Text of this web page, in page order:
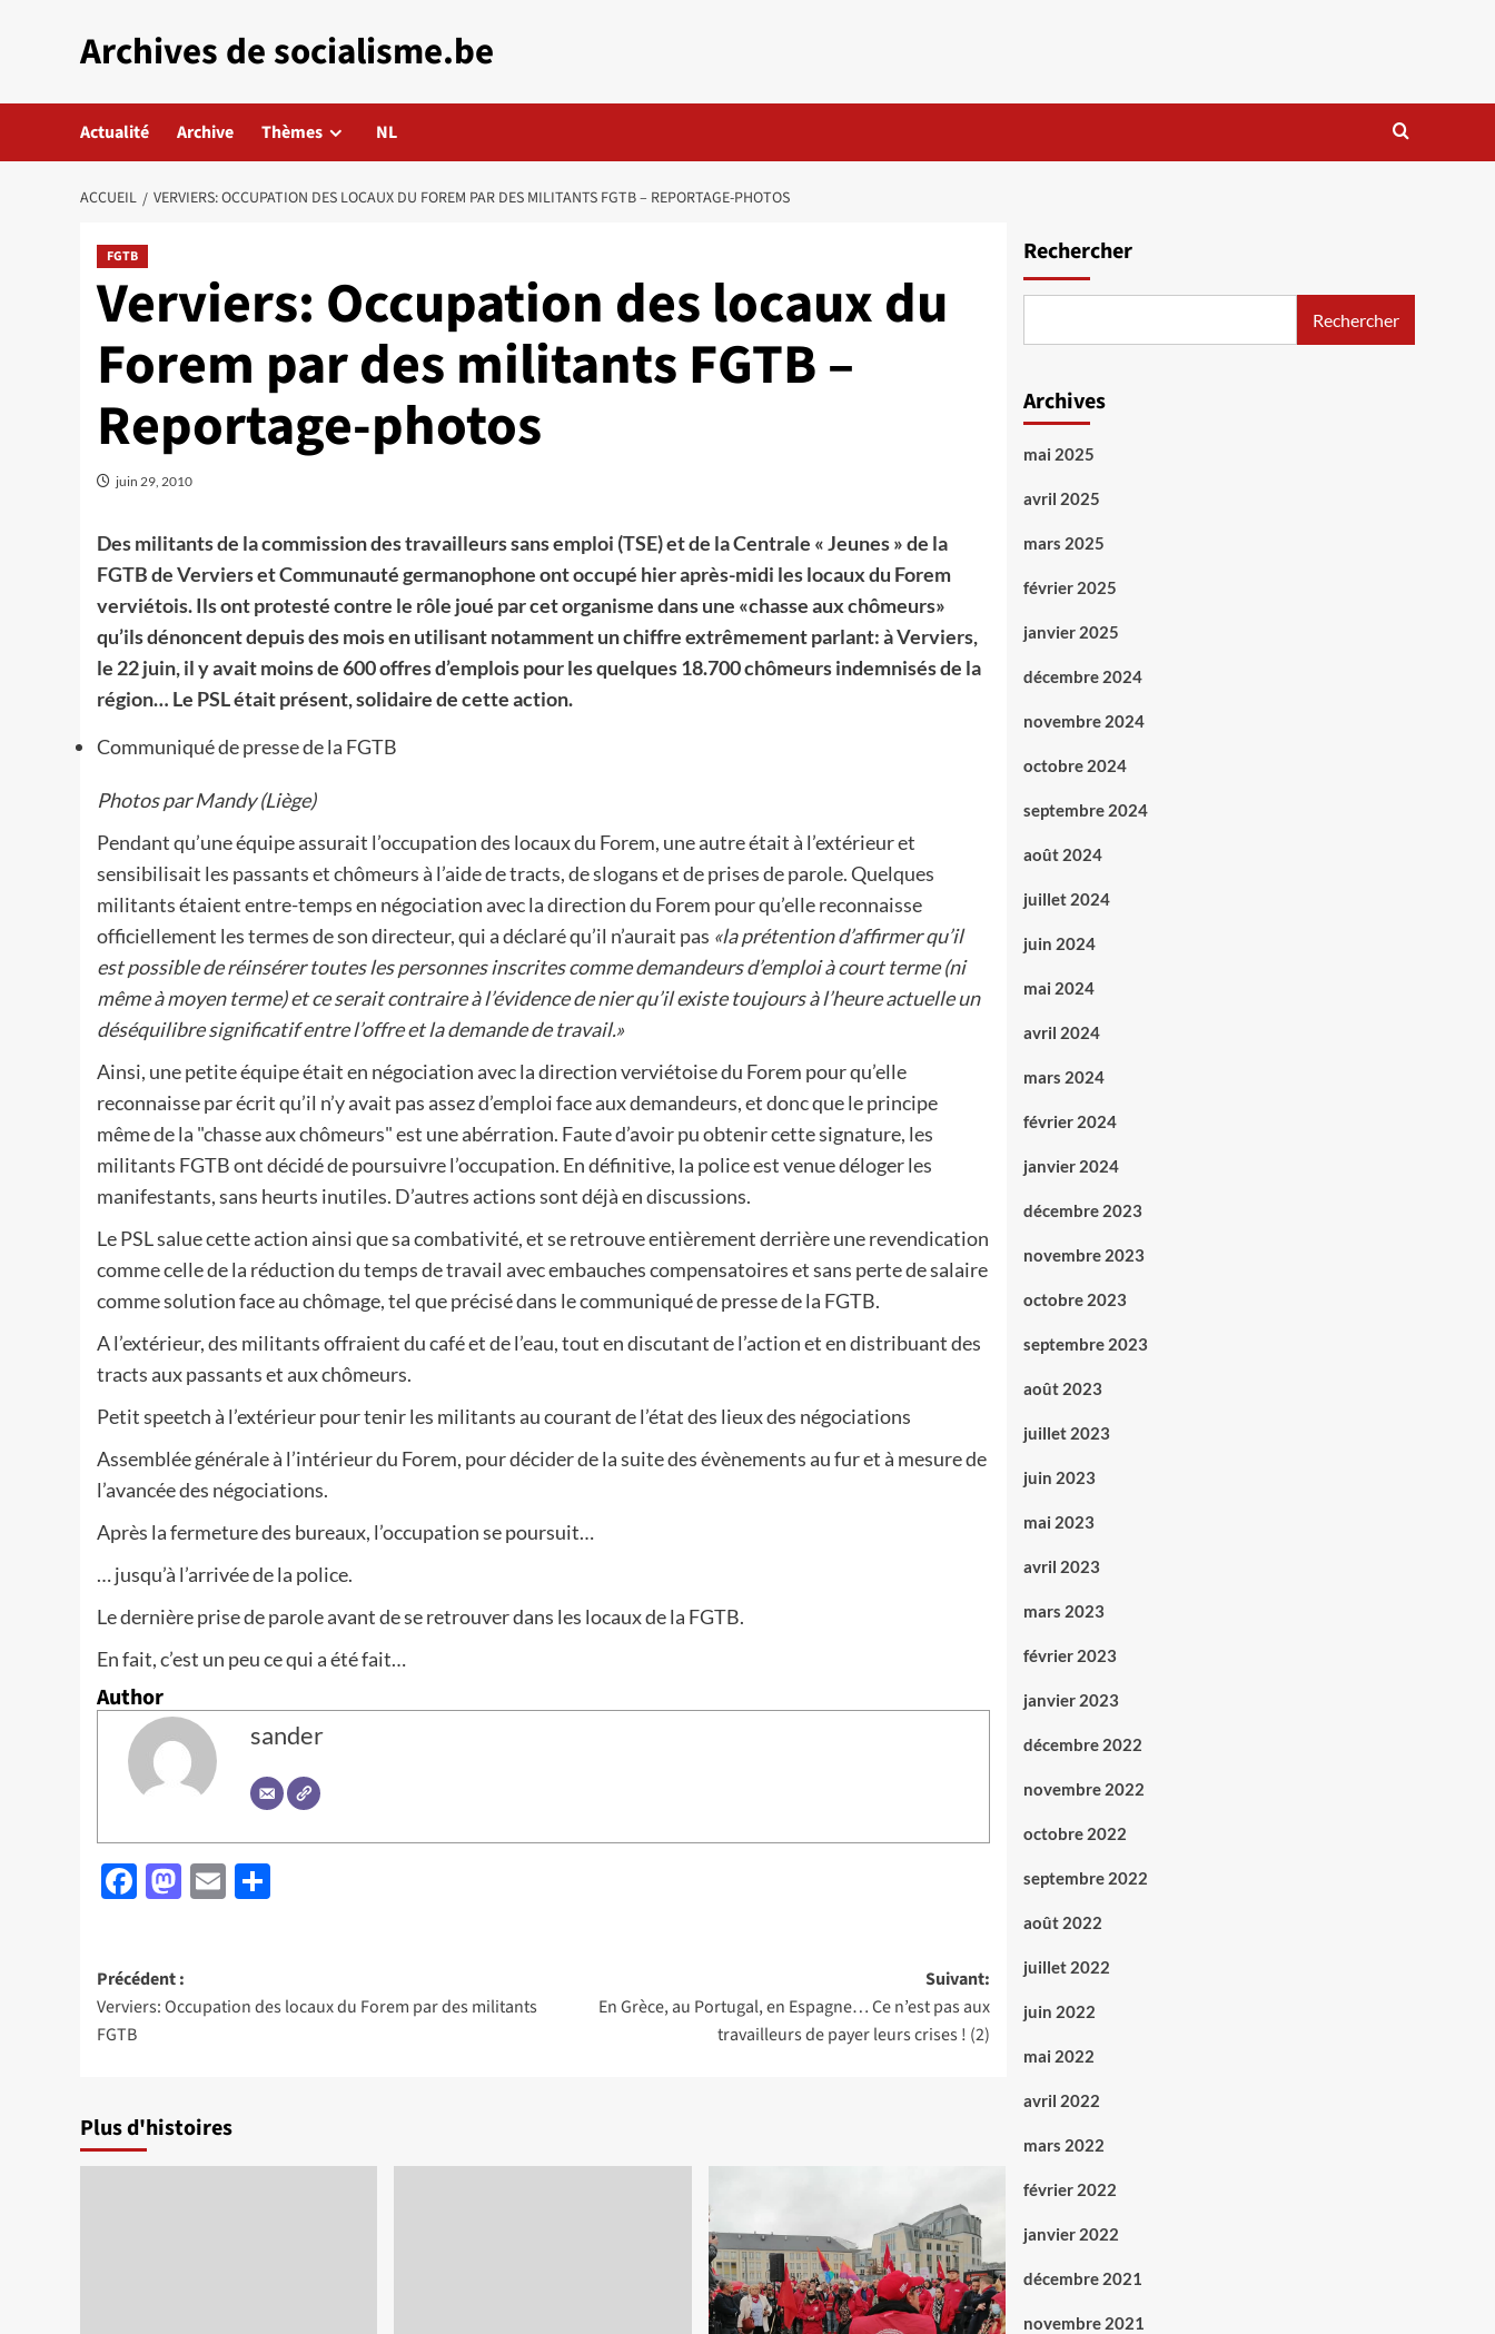
Archives de socialisme.be
Actualité Archive Thèmes NL
ACCUEIL VERVIERS: OCCUPATION DES LOCAUX DU FOREM PAR DES MILITANTS FGTB – REPORTAGE-PHOTOS
FGTB
Verviers: Occupation des locaux du
Forem par des militants FGTB –
Reportage-photos
juin 29, 2010
Des militants de la commission des travailleurs sans emploi (TSE) et de la Centrale « Jeunes » de la
FGTB de Verviers et Communauté germanophone ont occupé hier après-midi les locaux du Forem
verviétois. Ils ont protesté contre le rôle joué par cet organisme dans une «chasse aux chômeurs»
qu’ils dénoncent depuis des mois en utilisant notamment un chiffre extrêmement parlant: à Verviers,
le 22 juin, il y avait moins de 600 offres d’emplois pour les quelques 18.700 chômeurs indemnisés de la
région… Le PSL était présent, solidaire de cette action.
Communiqué de presse de la FGTB
Photos par Mandy (Liège)
Pendant qu’une équipe assurait l’occupation des locaux du Forem, une autre était à l’extérieur et
sensibilisait les passants et chômeurs à l’aide de tracts, de slogans et de prises de parole. Quelques
militants étaient entre-temps en négociation avec la direction du Forem pour qu’elle reconnaisse
officiellement les termes de son directeur, qui a déclaré qu’il n’aurait pas «la prétention d’affirmer qu’il
est possible de réinsérer toutes les personnes inscrites comme demandeurs d’emploi à court terme (ni
même à moyen terme) et ce serait contraire à l’évidence de nier qu’il existe toujours à l’heure actuelle un
déséquilibre significatif entre l’offre et la demande de travail.»
Ainsi, une petite équipe était en négociation avec la direction verviétoise du Forem pour qu’elle
reconnaisse par écrit qu’il n’y avait pas assez d’emploi face aux demandeurs, et donc que le principe
même de la "chasse aux chômeurs" est une abérration. Faute d’avoir pu obtenir cette signature, les
militants FGTB ont décidé de poursuivre l’occupation. En définitive, la police est venue déloger les
manifestants, sans heurts inutiles. D’autres actions sont déjà en discussions.
Le PSL salue cette action ainsi que sa combativité, et se retrouve entièrement derrière une revendication
comme celle de la réduction du temps de travail avec embauches compensatoires et sans perte de salaire
comme solution face au chômage, tel que précisé dans le communiqué de presse de la FGTB.
A l’extérieur, des militants offraient du café et de l’eau, tout en discutant de l’action et en distribuant des
tracts aux passants et aux chômeurs.
Petit speetch à l’extérieur pour tenir les militants au courant de l’état des lieux des négociations
Assemblée générale à l’intérieur du Forem, pour décider de la suite des évènements au fur et à mesure de
l’avancée des négociations.
Après la fermeture des bureaux, l’occupation se poursuit…
… jusqu’à l’arrivée de la police.
Le dernière prise de parole avant de se retrouver dans les locaux de la FGTB.
En fait, c’est un peu ce qui a été fait…
Author
sander
Facebook
Mastodon
Email
Navigation
d’article
Précédent :
Verviers: Occupation des locaux du Forem par des militants
FGTB
Suivant:
En Grèce, au Portugal, en Espagne… Ce n’est pas aux
travailleurs de payer leurs crises ! (2)
Plus d'histoires
Rechercher
Rechercher
Archives
mai 2025
avril 2025
mars 2025
février 2025
janvier 2025
décembre 2024
novembre 2024
octobre 2024
septembre 2024
août 2024
juillet 2024
juin 2024
mai 2024
avril 2024
mars 2024
février 2024
janvier 2024
décembre 2023
novembre 2023
octobre 2023
septembre 2023
août 2023
juillet 2023
juin 2023
mai 2023
avril 2023
mars 2023
février 2023
janvier 2023
décembre 2022
novembre 2022
octobre 2022
septembre 2022
août 2022
juillet 2022
juin 2022
mai 2022
avril 2022
mars 2022
février 2022
janvier 2022
décembre 2021
novembre 2021